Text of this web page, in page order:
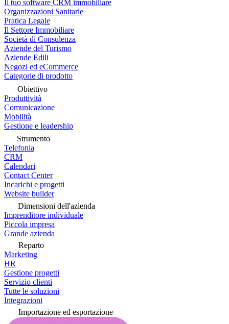
Il tuo software CRM immobiliare
Organizzazioni Sanitarie
Pratica Legale
Il Settore Immobiliare
Società di Consulenza
Aziende del Turismo
Aziende Edili
Negozi ed eCommerce
Categorie di prodotto
Obiettivo
Produttività
Comunicazione
Mobilità
Gestione e leadership
Strumento
Telefonia
CRM
Calendari
Contact Center
Incarichi e progetti
Website builder
Dimensioni dell'azienda
Imprenditore individuale
Piccola impresa
Grande azienda
Reparto
Marketing
HR
Gestione progetti
Servizio clienti
Tutte le soluzioni
Integrazioni
Importazione ed esportazione